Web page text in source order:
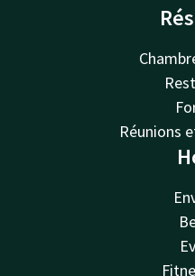
Réunions